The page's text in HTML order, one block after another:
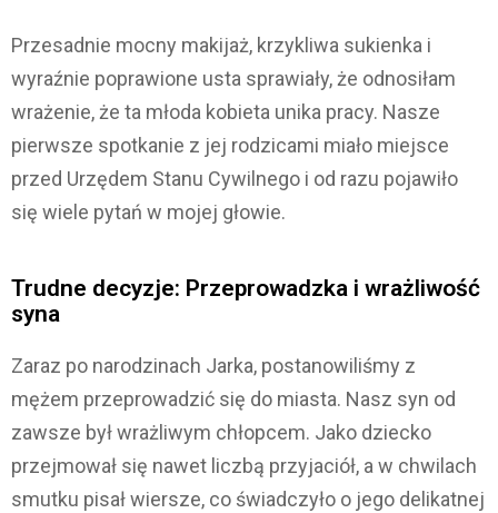
Przesadnie mocny makijaż, krzykliwa sukienka i
wyraźnie poprawione usta sprawiały, że odnosiłam
wrażenie, że ta młoda kobieta unika pracy. Nasze
pierwsze spotkanie z jej rodzicami miało miejsce
przed Urzędem Stanu Cywilnego i od razu pojawiło
się wiele pytań w mojej głowie.
Trudne decyzje: Przeprowadzka i wrażliwość
syna
Zaraz po narodzinach Jarka, postanowiliśmy z
mężem przeprowadzić się do miasta. Nasz syn od
zawsze był wrażliwym chłopcem. Jako dziecko
przejmował się nawet liczbą przyjaciół, a w chwilach
smutku pisał wiersze, co świadczyło o jego delikatnej